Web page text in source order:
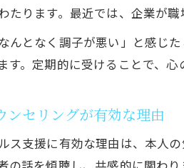
たります。最近では、企業が
んとなく調子が悪い」と感じ
。定期的に受けることで、心
ンセリングが有効な理由
ス支援に有効な理由は、本人